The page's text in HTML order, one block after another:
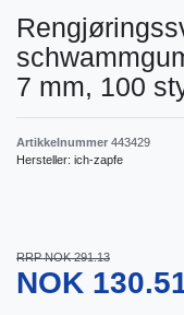
7 mm, 100
Artikkelnummer 443429
Hersteller: ich-zapfe
RRP NOK 291.13
NOK